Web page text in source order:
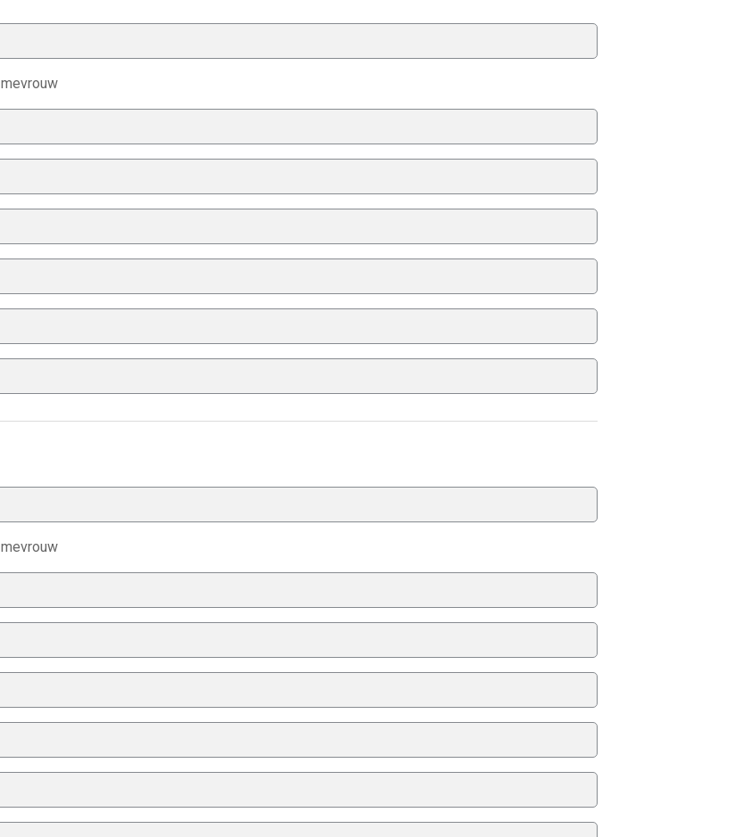
mevrouw
mevrouw